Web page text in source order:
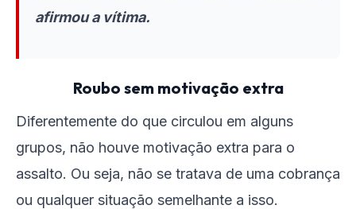
afirmou a vítima.
Roubo sem motivação extra
Diferentemente do que circulou em alguns
grupos, não houve motivação extra para o
assalto. Ou seja, não se tratava de uma cobrança
ou qualquer situação semelhante a isso.